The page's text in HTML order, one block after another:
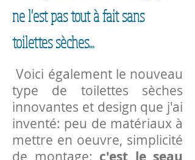
ne l'est pas tout à fait sans
toilettes sèches...
Voici également le nouveau
type de toilettes sèches
innovantes et design que j'ai
inventé: peu de matériaux à
mettre en oeuvre, simplicité
de montage: